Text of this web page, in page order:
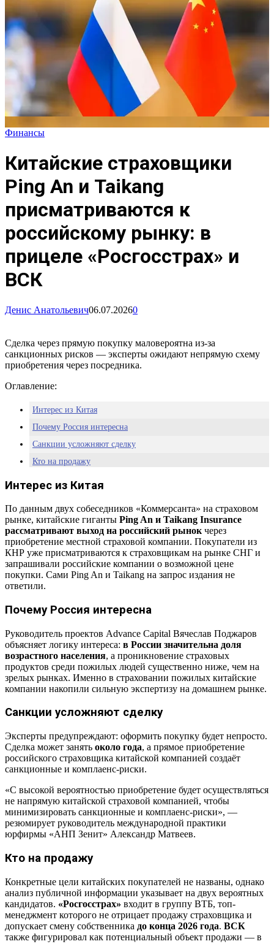
Финансы
Китайские страховщики
Ping An и Taikang
присматриваются к
российскому рынку: в
прицеле «Росгосстрах» и
ВСК
Денис Анатольевич06.07.20260
Сделка через прямую покупку маловероятна из-за
санкционных рисков — эксперты ожидают непрямую схему
приобретения через посредника.
Оглавление:
Интерес из Китая
Почему Россия интересна
Санкции усложняют сделку
Кто на продажу
Интерес из Китая
По данным двух собеседников «Коммерсанта» на страховом
рынке, китайские гиганты Ping An и Taikang Insurance
рассматривают выход на российский рынок через
приобретение местной страховой компании. Покупатели из
КНР уже присматриваются к страховщикам на рынке СНГ и
запрашивали российские компании о возможной цене
покупки. Сами Ping An и Taikang на запрос издания не
ответили.
Почему Россия интересна
Руководитель проектов Advance Capital Вячеслав Поджаров
объясняет логику интереса: в России значительна доля
возрастного населения, а проникновение страховых
продуктов среди пожилых людей существенно ниже, чем на
зрелых рынках. Именно в страховании пожилых китайские
компании накопили сильную экспертизу на домашнем рынке.
Санкции усложняют сделку
Эксперты предупреждают: оформить покупку будет непросто.
Сделка может занять около года, а прямое приобретение
российского страховщика китайской компанией создаёт
санкционные и комплаенс-риски.
«С высокой вероятностью приобретение будет осуществляться
не напрямую китайской страховой компанией, чтобы
минимизировать санкционные и комплаенс-риски», —
резюмирует руководитель международной практики
юрфирмы «АНП Зенит» Александр Матвеев.
Кто на продажу
Конкретные цели китайских покупателей не названы, однако
анализ публичной информации указывает на двух вероятных
кандидатов. «Росгосстрах» входит в группу ВТБ, топ-
менеджмент которого не отрицает продажу страховщика и
допускает смену собственника до конца 2026 года. ВСК
также фигурировал как потенциальный объект продажи — в